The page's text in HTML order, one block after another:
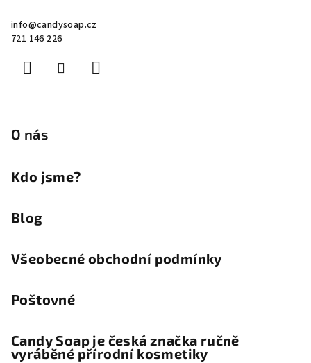
info@candysoap.cz
721 146 226
O nás
Kdo jsme?
Blog
Všeobecné obchodní podmínky
Poštovné
Candy Soap je česká značka ručně
vyráběné přírodní kosmetiky